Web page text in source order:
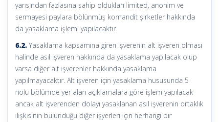
yarısından fazlasına sahip oldukları limited, anonim ve
sermayesi paylara bölünmüş komandit şirketler hakkında
da yasaklama işlemi yapılacaktır.
6.2. Yasaklama kapsamına giren işverenin alt işveren olması
halinde asıl işveren hakkında da yasaklama yapılacak olup
varsa diğer alt işverenler hakkında yasaklama
yapılmayacaktır. Alt işveren için yasaklama hususunda 5
nolu bölümde yer alan açıklamalara göre işlem yapılacak
ancak alt işverenden dolayı yasaklanan asıl işverenin ortaklık
ilişkisinin bulunduğu diğer işyerleri için herhangi bir